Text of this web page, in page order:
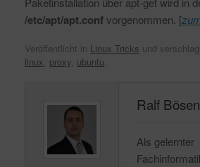
/etc/apt/apt.confvorgenommen. [
Veröffentlicht in Linux Tricks und
linux, proxy, ubuntu.
Ralf
Als gelernter